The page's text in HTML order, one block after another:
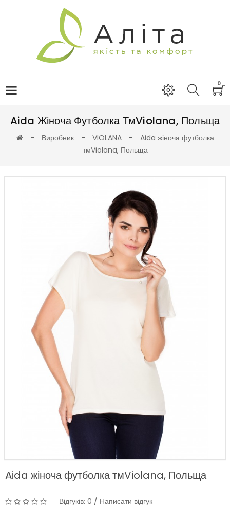
0
Aida Жіноча Футболка ТмViolana, Польща
Виробник VIOLANA
Aida жіноча футболка
тмViolana, Польща
Aida жіноча футболка тмViolana, Польща
Відгуків: 0 / Написати відгук